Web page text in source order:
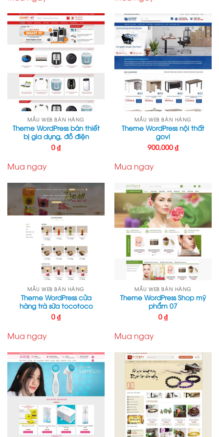
MẪU WEB BÁN HÀNG
Theme WordPress bán thiết
bị gia dụng, đồ điện
0 ₫
Mua ngay
MẪU WEB BÁN HÀNG
Theme WordPress nội thất
govi
900,000 ₫
Mua ngay
MẪU WEB BÁN HÀNG
Theme WordPress cửa
hàng trà sữa tocotoco
0 ₫
Mua ngay
MẪU WEB BÁN HÀNG
Theme WordPress Shop mỹ
phẩm 07
0 ₫
Mua ngay